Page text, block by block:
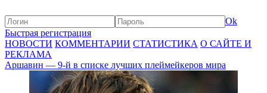
Ok
Быстрая регистрация
НОВОСТИ КОММЕНТАРИИ СТАТИСТИКА О САЙТЕ И
РЕКЛАМА
Аршавин — 9-й в списке лучших плеймейкеров мира